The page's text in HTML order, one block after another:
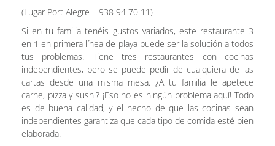
(Lugar Port Alegre – 938 94 70 11)
Si en tu familia tenéis gustos variados, este restaurante 3
en 1 en primera línea de playa puede ser la solución a todos
tus problemas. Tiene tres restaurantes con cocinas
independientes, pero se puede pedir de cualquiera de las
cartas desde una misma mesa. ¿A tu familia le apetece
carne, pizza y sushi? ¡Eso no es ningún problema aquí! Todo
es de buena calidad, y el hecho de que las cocinas sean
independientes garantiza que cada tipo de comida esté bien
elaborada.